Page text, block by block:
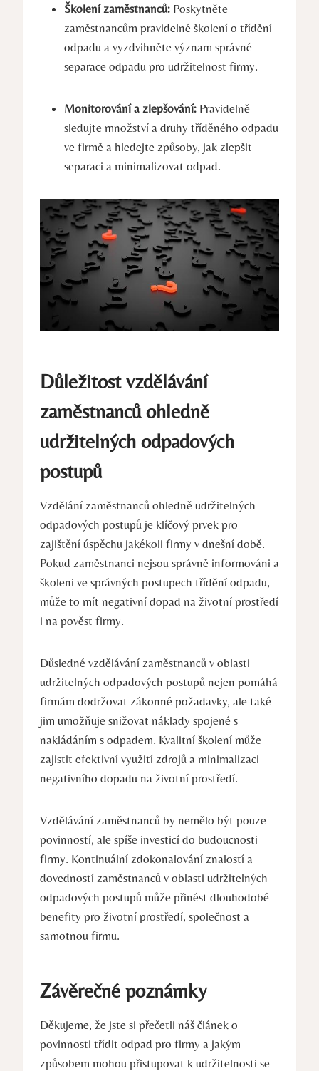
Školení zaměstnanců: Poskytněte
zaměstnancům pravidelné školení o třídění
odpadu a vyzdvihněte význam správné
separace odpadu pro udržitelnost firmy.
Monitorování a zlepšování: Pravidelně
sledujte množství a druhy tříděného odpadu
ve firmě a hledejte způsoby, jak zlepšit
separaci a minimalizovat odpad.
Důležitost vzdělávání
zaměstnanců ohledně
udržitelných odpadových
postupů
Vzdělání zaměstnanců ohledně udržitelných
odpadových postupů je klíčový prvek pro
zajištění úspěchu jakékoli firmy v dnešní době.
Pokud zaměstnanci nejsou správně informováni a
školeni ve správných postupech třídění odpadu,
může to mít negativní dopad na životní prostředí
i na pověst firmy.
Důsledné vzdělávání zaměstnanců v oblasti
udržitelných odpadových postupů nejen pomáhá
firmám dodržovat zákonné požadavky, ale také
jim umožňuje snižovat náklady spojené s
nakládáním s odpadem. Kvalitní školení může
zajistit efektivní využití zdrojů a minimalizaci
negativního dopadu na životní prostředí.
Vzdělávání zaměstnanců by nemělo být pouze
povinností, ale spíše investicí do budoucnosti
firmy. Kontinuální zdokonalování znalostí a
dovedností zaměstnanců v oblasti udržitelných
odpadových postupů může přinést dlouhodobé
benefity pro životní prostředí, společnost a
samotnou firmu.
Závěrečné poznámky
Děkujeme, že jste si přečetli náš článek o
povinnosti třídit odpad pro firmy a jakým
způsobem mohou přistupovat k udržitelnosti se